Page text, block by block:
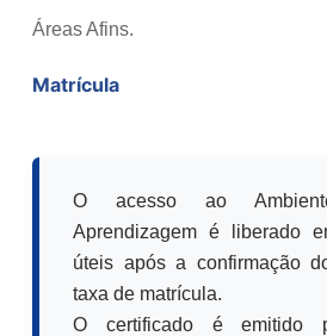
Áreas Afins.
Matrícula
O acesso ao
Aprendizagem é liberado
úteis após a confirmação
taxa de matrícula.
O certificado é emitido